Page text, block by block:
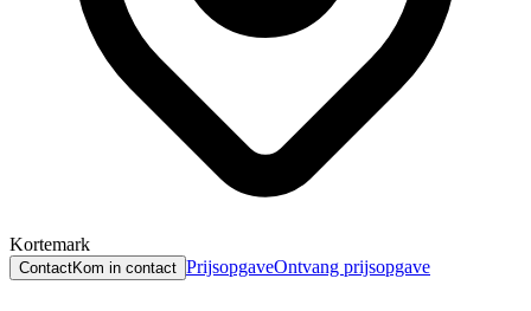
Kortemark
ContactKom in contact PrijsopgaveOntvang prijsopgave